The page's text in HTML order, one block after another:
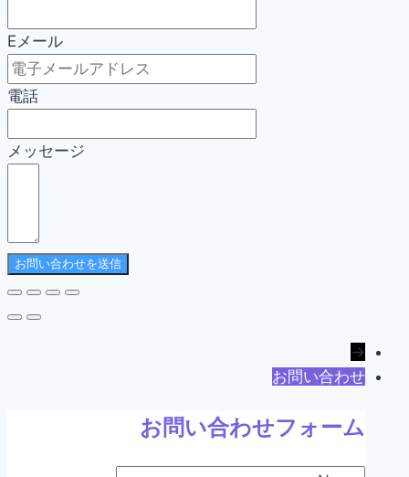
Eメール
電話
メッセージ
お問い合わせを送信
→
お問い合わせ
お問い合わせフォーム